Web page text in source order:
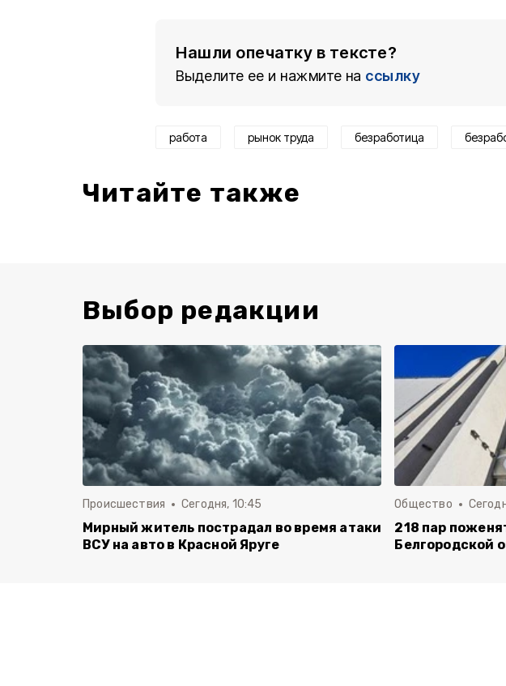
Нашли опечатку в тексте?
Выделите ее и нажмите на ссылку
работа рынок труда безработица
Читайте также
Выбор редакции
Происшествия Сегодня, 10:45
Мирный житель пострадал во время атаки
ВСУ на авто в Красной Яруге
Общество
218 пар
Белгородской